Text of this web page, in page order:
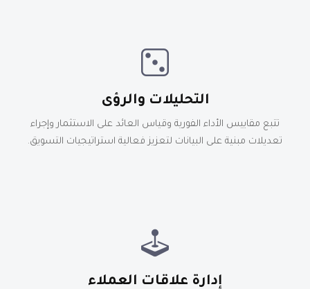
التحليلات والرؤى
تتبع مقاييس الأداء الفورية وقياس العائد على الاستثمار وإجراء
تعديلات مبنية على البيانات لتعزيز فعالية استراتيجيات التسويق.
إدارة علاقات العملاء